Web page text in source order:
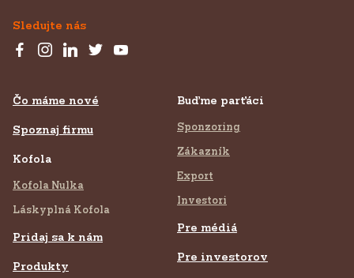
Sledujte nás
Čo máme nové
Spoznaj firmu
Kofola
Kofola Nulka
Láskyplná Kofola
Pridaj sa k nám
Produkty
Buďme parťáci
Sponzoring
Zákazník
Export
Investori
Pre médiá
Pre investorov